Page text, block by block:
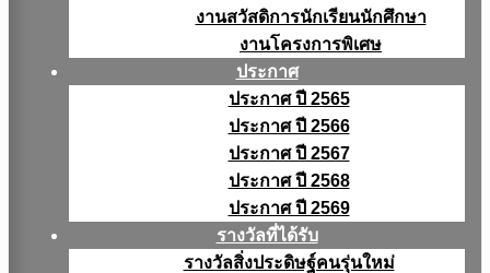
งานสวัสดิการนักเรียนนักศึกษา
งานโครงการพิเศษ
ประกาศ
ประกาศ ปี 2565
ประกาศ ปี 2566
ประกาศ ปี 2567
ประกาศ ปี 2568
ประกาศ ปี 2569
รางวัลที่ได้รับ
รางวัลสิ่งประดิษฐ์คนรุ่นใหม่